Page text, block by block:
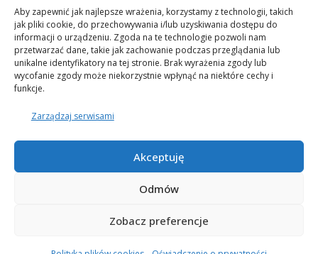
Aby zapewnić jak najlepsze wrażenia, korzystamy z technologii, takich
jak pliki cookie, do przechowywania i/lub uzyskiwania dostępu do
informacji o urządzeniu. Zgoda na te technologie pozwoli nam
przetwarzać dane, takie jak zachowanie podczas przeglądania lub
unikalne identyfikatory na tej stronie. Brak wyrażenia zgody lub
wycofanie zgody może niekorzystnie wpłynąć na niektóre cechy i
funkcje.
Zarządzaj serwisami
Akceptuję
Odmów
Zobacz preferencje
>DLA NAUCZYCIELI